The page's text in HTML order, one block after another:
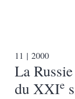
11 | 2000
La
du XXIe